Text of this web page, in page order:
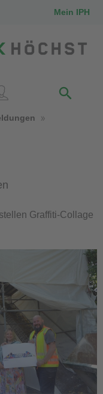
Mein IPH
Graffiti-Collage